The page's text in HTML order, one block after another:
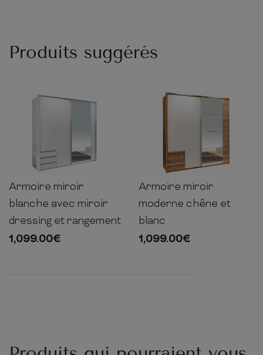
Produits suggérés
202cm 185cm
Armoire miroir
blanche avec miroir
dressing et rangement
1,099.00€
202cm 185cm
Armoire miroir
moderne chêne et
blanc
1,099.00€